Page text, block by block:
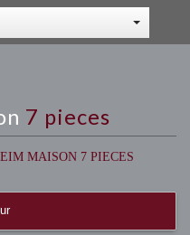
7 pieces
MAISON 7 PIECES